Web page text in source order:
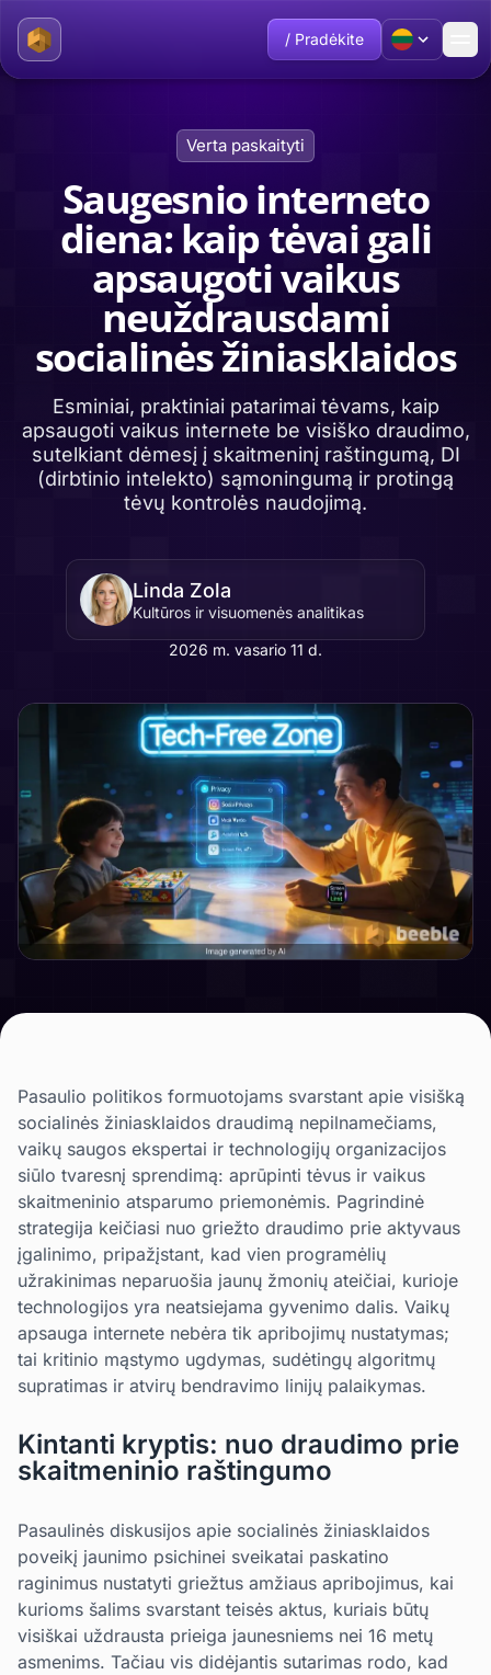
/ Pradėkite
Verta paskaityti
Saugesnio interneto
diena: kaip tėvai gali
apsaugoti vaikus
neuždrausdami
socialinės žiniasklaidos
Esminiai, praktiniai patarimai tėvams, kaip
apsaugoti vaikus internete be visiško draudimo,
sutelkiant dėmesį į skaitmeninį raštingumą, DI
(dirbtinio intelekto) sąmoningumą ir protingą
tėvų kontrolės naudojimą.
Linda Zola
Kultūros ir visuomenės analitikas
2026 m. vasario 11 d.
Pasaulio politikos formuotojams svarstant apie visišką
socialinės žiniasklaidos draudimą nepilnamečiams,
vaikų saugos ekspertai ir technologijų organizacijos
siūlo tvaresnį sprendimą: aprūpinti tėvus ir vaikus
skaitmeninio atsparumo priemonėmis. Pagrindinė
strategija keičiasi nuo griežto draudimo prie aktyvaus
įgalinimo, pripažįstant, kad vien programėlių
užrakinimas neparuošia jaunų žmonių ateičiai, kurioje
technologijos yra neatsiejama gyvenimo dalis. Vaikų
apsauga internete nebėra tik apribojimų nustatymas;
tai kritinio mąstymo ugdymas, sudėtingų algoritmų
supratimas ir atvirų bendravimo linijų palaikymas.
Kintanti kryptis: nuo draudimo prie
skaitmeninio raštingumo
Pasaulinės diskusijos apie socialinės žiniasklaidos
poveikį jaunimo psichinei sveikatai paskatino
raginimus nustatyti griežtus amžiaus apribojimus, kai
kurioms šalims svarstant teisės aktus, kuriais būtų
visiškai uždrausta prieiga jaunesniems nei 16 metų
asmenims. Tačiau vis didėjantis sutarimas rodo, kad